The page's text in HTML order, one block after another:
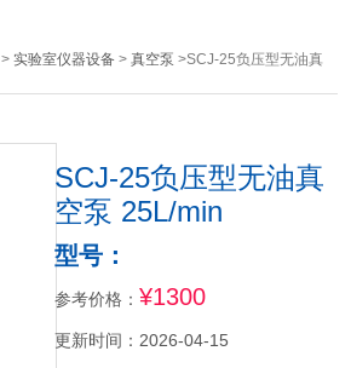
>实验室仪器设备 >真空泵 >SCJ-25负压型无油真
SCJ-25负压型无油真
空泵 25L/min
型号：
参考价格： ¥1300
更新时间：2026-04-15